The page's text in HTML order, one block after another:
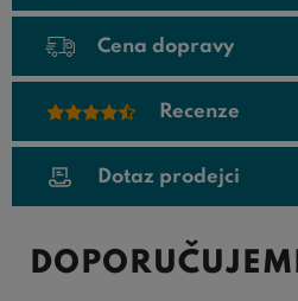
Cena dopravy
Recenze
Dotaz prodejci